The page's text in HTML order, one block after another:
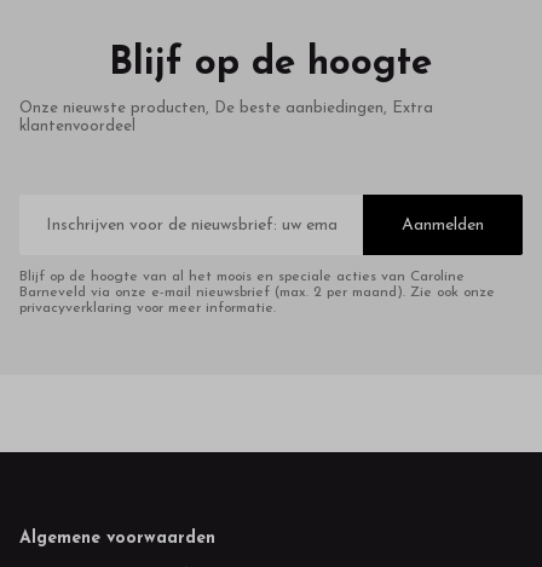
Blijf op de hoogte
Onze nieuwste producten, De beste aanbiedingen, Extra
klantenvoordeel
mailadres
Aanmelden
Blijf op de hoogte van al het moois en speciale acties van Caroline
Barneveld via onze e-mail nieuwsbrief (max. 2 per maand). Zie ook onze
privacyverklaring voor meer informatie.
Footer
Algemene voorwaarden